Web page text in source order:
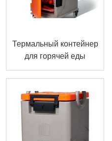
Термальный контейнер
для горячей еды